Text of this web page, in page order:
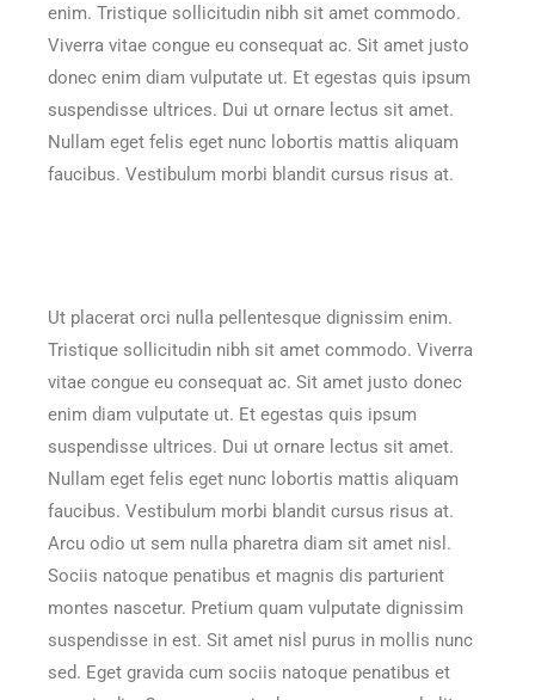
enim. Tristique sollicitudin nibh sit amet commodo.
Viverra vitae congue eu consequat ac. Sit amet justo
donec enim diam vulputate ut. Et egestas quis ipsum
suspendisse ultrices. Dui ut ornare lectus sit amet.
Nullam eget felis eget nunc lobortis mattis aliquam
faucibus. Vestibulum morbi blandit cursus risus at.
Ut placerat orci nulla pellentesque dignissim enim.
Tristique sollicitudin nibh sit amet commodo. Viverra
vitae congue eu consequat ac. Sit amet justo donec
enim diam vulputate ut. Et egestas quis ipsum
suspendisse ultrices. Dui ut ornare lectus sit amet.
Nullam eget felis eget nunc lobortis mattis aliquam
faucibus. Vestibulum morbi blandit cursus risus at.
Arcu odio ut sem nulla pharetra diam sit amet nisl.
Sociis natoque penatibus et magnis dis parturient
montes nascetur. Pretium quam vulputate dignissim
suspendisse in est. Sit amet nisl purus in mollis nunc
sed. Eget gravida cum sociis natoque penatibus et